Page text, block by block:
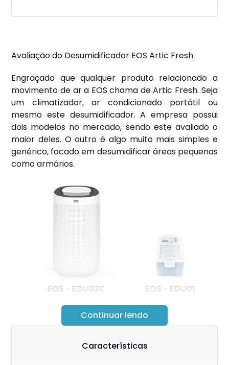
Avaliação do Desumidificador EOS Artic Fresh
Engraçado que qualquer produto relacionado a
movimento de ar a EOS chama de Artic Fresh. Seja
um climatizador, ar condicionado portátil ou
mesmo este desumidificador. A empresa possui
dois modelos no mercado, sendo este avaliado o
maior deles. O outro é algo muito mais simples e
genérico, focado em desumidificar áreas pequenas
como armários.
Por sinal, se está entrando nesse mundo agora,
vale ler nossa matéria sobreporque usar
Continuar lendo
Características